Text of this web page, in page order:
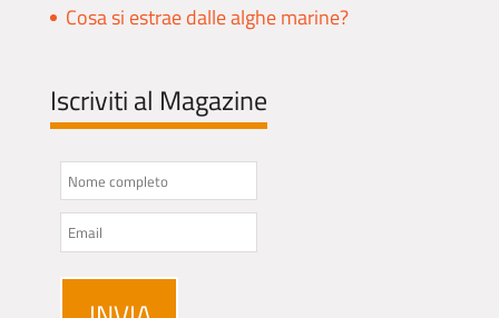
Cosa si estrae dalle alghe marine?
Iscriviti al Magazine